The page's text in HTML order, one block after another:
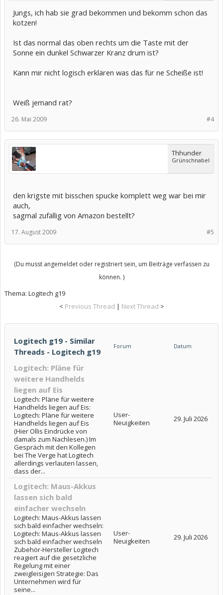
Jungs, ich hab sie grad bekommen und bekomm schon das
kotzen!
Ist das normal das oben rechts um die Taste mit der
Sonne ein dunkel Schwarzer Kranz drum ist?
Kann mir nicht logisch erklären was das für ne Scheiße ist!
Weiß jemand rat?
#4
26. Mai 2009
Thhunder
Grünschnabel
den krigste mit bisschen spucke komplett weg war bei mir
auch,
sagmal zufällig von Amazon bestellt?
#5
17. August 2009
(Du musst angemeldet oder registriert sein, um Beiträge verfassen zu
können. )
Thema: Logitech g19
< Previous Thread | Next Thread >
Logitech g19 - Similar
Threads - Logitech g19
Forum Datum
Logitech: Pläne für
weitere Handhelds
liegen auf Eis
Logitech: Pläne für weitere
Handhelds liegen auf Eis:
Logitech: Pläne für weitere
Handhelds liegen auf Eis
(Hier Ollis Eindrücke von
damals zum Nachlesen.) Im
Gespräch mit den Kollegen
bei The Verge hat Logitech
allerdings verlauten lassen,
dass der...
User-
Neuigkeiten
29. Juli 2026
Logitech: Maus-Akkus
lassen sich bald
einfacher wechseln
Logitech: Maus-Akkus lassen
sich bald einfacher wechseln:
Logitech: Maus-Akkus lassen
sich bald einfacher wechseln
Zubehör-Hersteller Logitech
reagiert auf die gesetzliche
Regelung mit einer
zweigleisigen Strategie: Das
Unternehmen wird für
seine...
User-
Neuigkeiten
29. Juli 2026